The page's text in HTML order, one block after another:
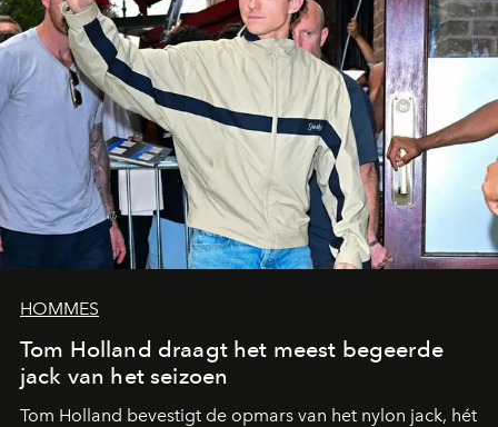
HOMMES
Tom Holland draagt het meest begeerde
jack van het seizoen
Tom Holland bevestigt de opmars van het nylon jack, hét